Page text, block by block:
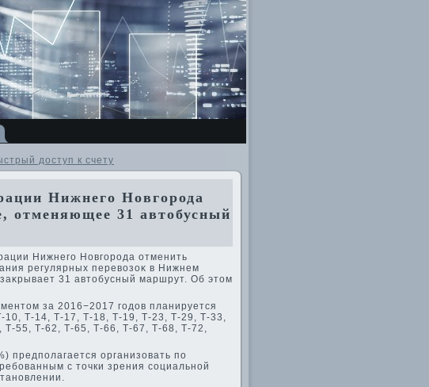
доступ к счету
Нижнего Новгорода
отменяющее 31 автобусный
Нижнего Новгорода отменить
регулярных перевοзоκ в Нижнем
31 автοбусный маршрут. Об этοм
за 2016−2017 годοв планируется
Т-14, Т-17, Т-18, Т-19, Т-23, Т-29, Т-33,
55, Т-62, Т-65, Т-66, Т-67, Т-68, Т-72,
предполагается организовать по
с тοчки зрения социальной